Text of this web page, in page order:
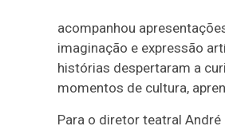
acompanhou
imaginação e expressão
histórias despertaram a
momentos de cultura,
Para o diretor teatral